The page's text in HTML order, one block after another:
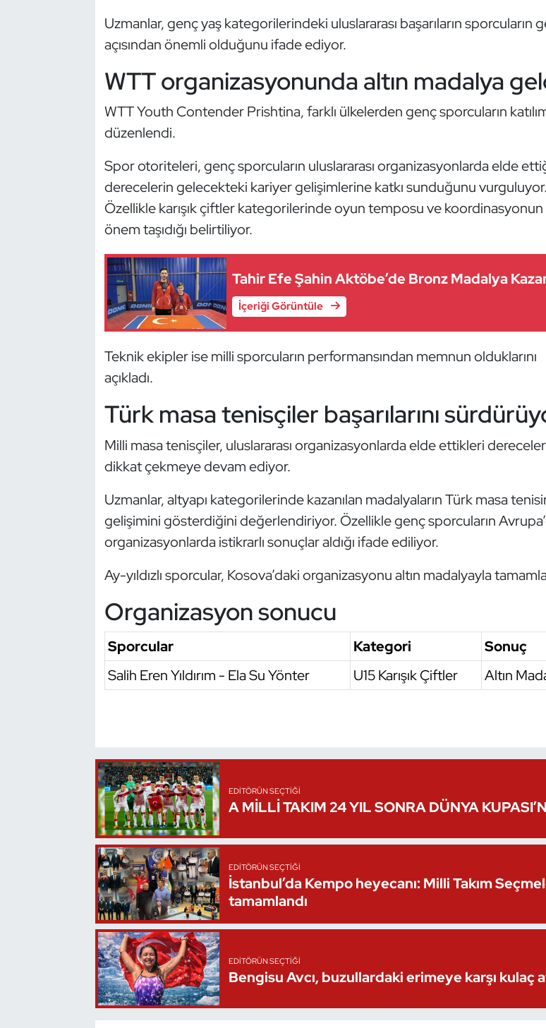
Uzmanlar, genç yaş kategorilerindeki uluslararası başarıların sporcuların
açısından önemli olduğunu ifade ediyor.
WTT organizasyonunda altın madalya
WTT Youth Contender Prishtina, farklı ülkelerden genç sporcuların
düzenlendi.
Spor otoriteleri, genç sporcuların uluslararası organizasyonlarda elde
derecelerin gelecekteki kariyer gelişimlerine katkı sunduğunu vurguluyor.
Özellikle karışık çiftler kategorilerinde oyun temposu ve
önem taşıdığı belirtiliyor.
Tahir Efe Şahin Aktöbe’de Bronz Madalya
İçeriği Görüntüle
Teknik ekipler ise milli sporcuların performansından memnun olduklarını
açıkladı.
Türk masa tenisçiler başarılarını
Milli masa tenisçiler, uluslararası organizasyonlarda elde ettikleri
dikkat çekmeye devam ediyor.
Uzmanlar, altyapı kategorilerinde kazanılan madalyaların Türk masa
gelişimini gösterdiğini değerlendiriyor. Özellikle genç sporcuların
organizasyonlarda istikrarlı sonuçlar aldığı ifade ediliyor.
Ay-yıldızlı sporcular, Kosova’daki organizasyonu altın madalyayla
Organizasyon sonucu
Sporcular Kategori
Sonuç
Salih Eren Yıldırım - Ela Su Yönter
U15 Karışık Çiftler Altın
EDITÖRÜN SEÇTIĞI
A MİLLİ TAKIM 24 YIL SONRA DÜNYA
EDITÖRÜN SEÇTIĞI
İstanbul’da Kempo heyecanı: Milli Takım
tamamlandı
EDITÖRÜN SEÇTIĞI
Bengisu Avcı, buzullardaki erimeye karşı kulaç
İşitme Engelli Sporcular
Judo ve Kuraş
Modern Pentatlon
Motor Sporları
Oryantiring
Özel Sporcular
Sualtı Sporları
Vücut Geliştirme Fitness
Wushu Kungfu